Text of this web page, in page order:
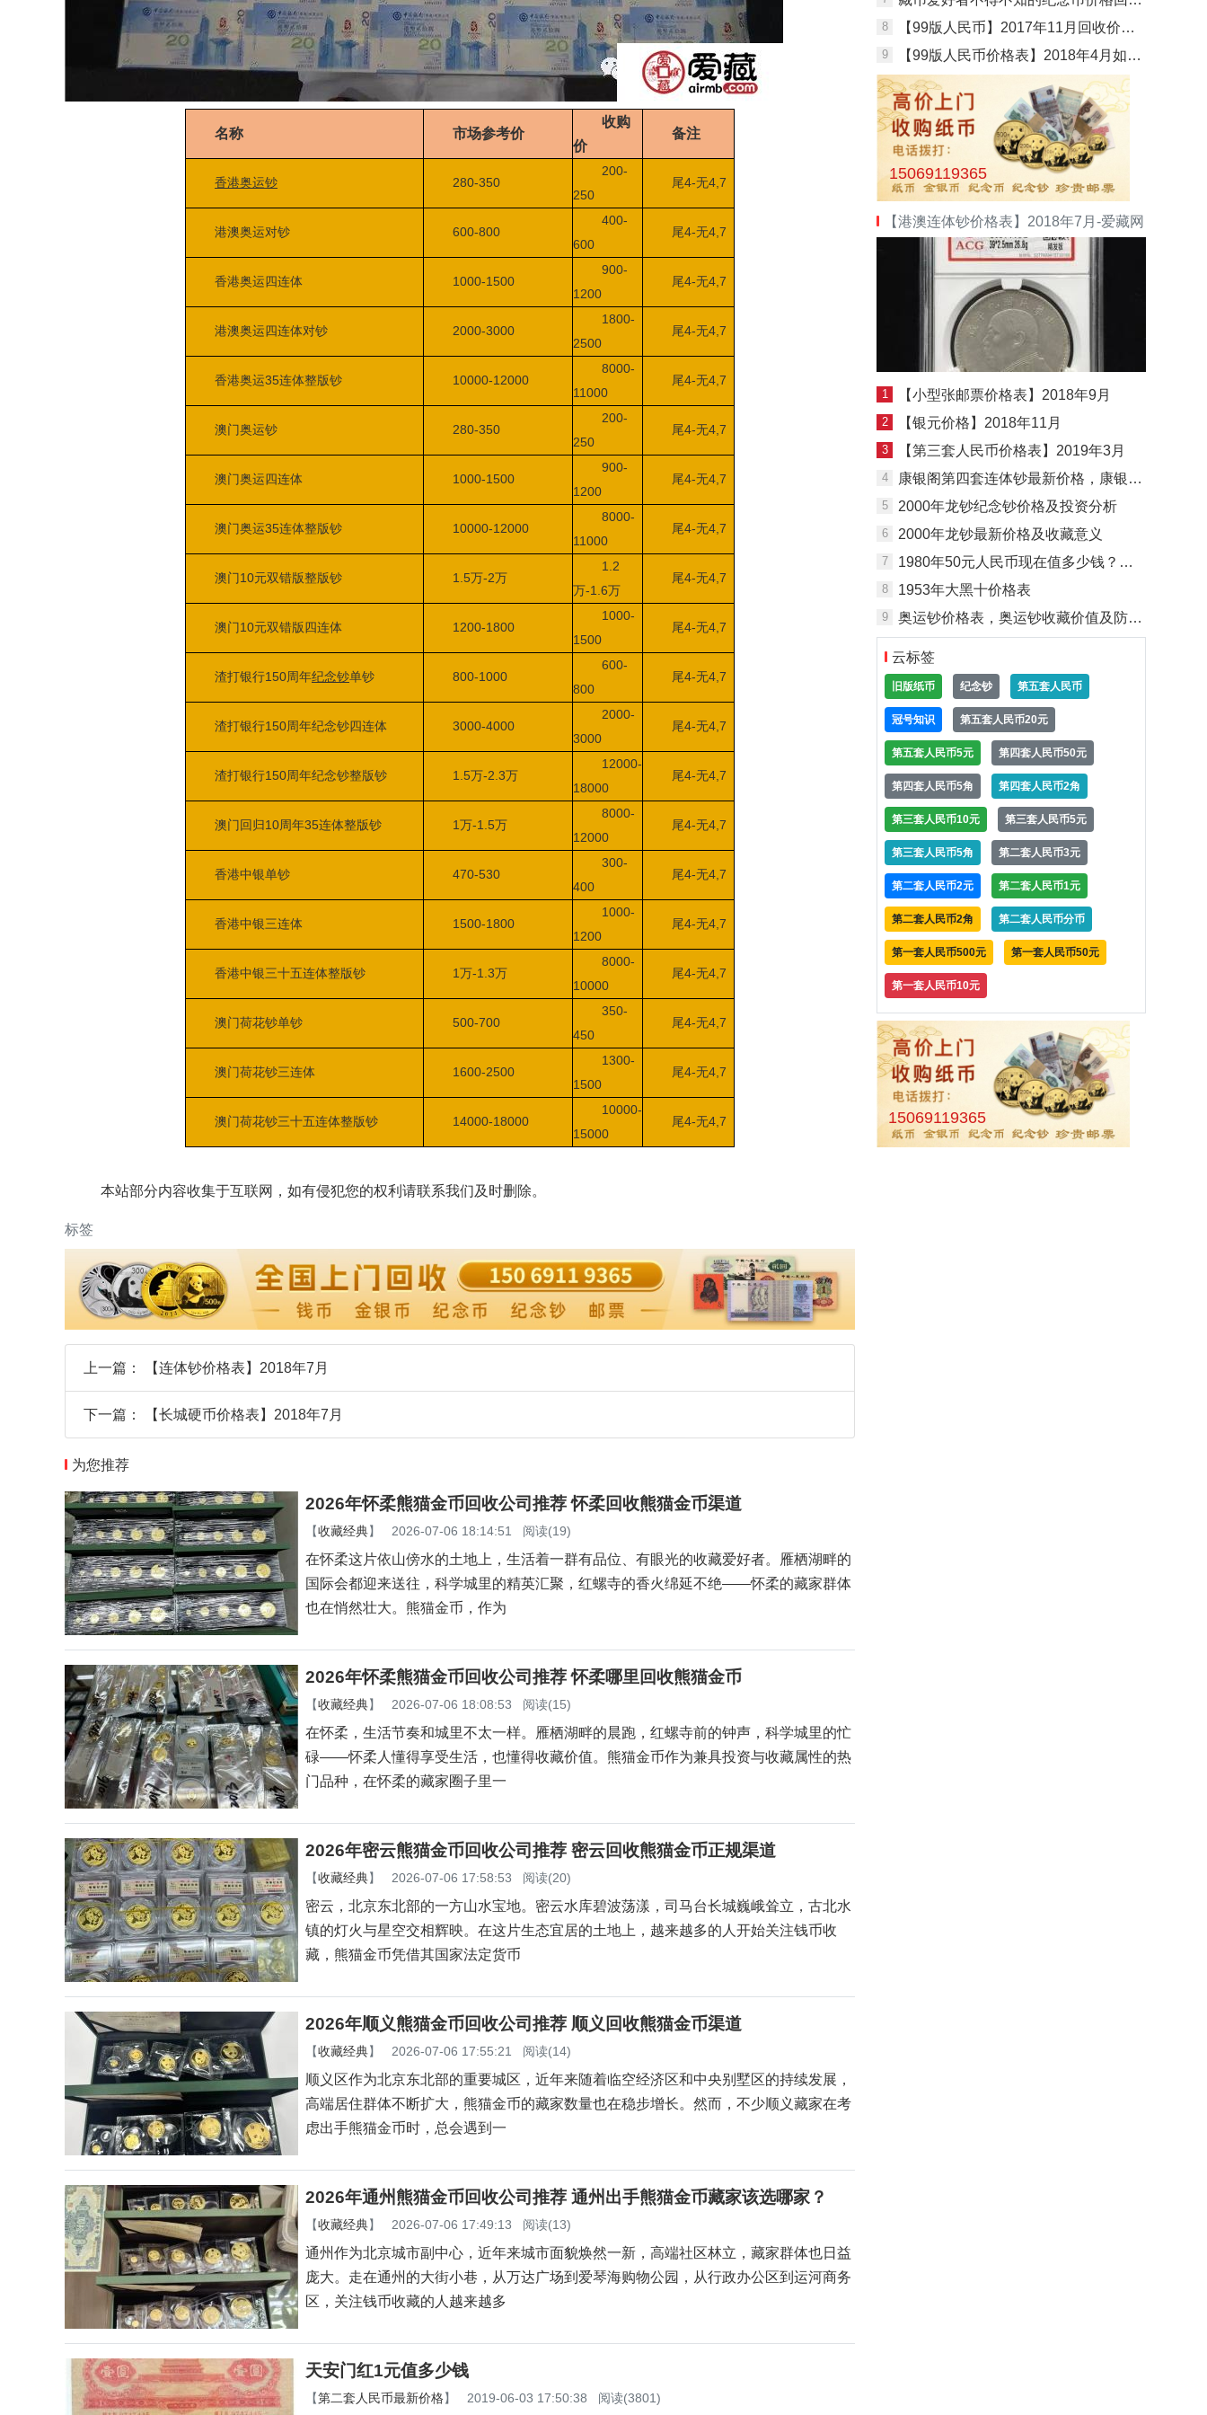
名称 市场参考价
收购
价
备注
香港奥运钞 280-350
200-
250
尾4-无4,7
港澳奥运对钞 600-800
400-
600
尾4-无4,7
香港奥运四连体 1000-1500
900-
1200
尾4-无4,7
港澳奥运四连体对钞 2000-3000
1800-
2500
尾4-无4,7
香港奥运35连体整版钞 10000-12000
8000-
11000
尾4-无4,7
澳门奥运钞 280-350
200-
250
尾4-无4,7
澳门奥运四连体 1000-1500
900-
1200
尾4-无4,7
澳门奥运35连体整版钞 10000-12000
8000-
11000
尾4-无4,7
澳门10元双错版整版钞 1.5万-2万
1.2
万-1.6万
尾4-无4,7
澳门10元双错版四连体 1200-1800
1000-
1500
尾4-无4,7
渣打银行150周年纪念钞单钞 800-1000
600-
800
尾4-无4,7
渣打银行150周年纪念钞四连体 3000-4000
2000-
3000
尾4-无4,7
渣打银行150周年纪念钞整版钞 1.5万-2.3万
12000-
18000
尾4-无4,7
澳门回归10周年35连体整版钞 1万-1.5万
8000-
12000
尾4-无4,7
香港中银单钞 470-530
300-
400
尾4-无4,7
香港中银三连体 1500-1800
1000-
1200
尾4-无4,7
香港中银三十五连体整版钞 1万-1.3万
8000-
10000
尾4-无4,7
澳门荷花钞单钞 500-700
350-
450
尾4-无4,7
澳门荷花钞三连体 1600-2500
1300-
1500
尾4-无4,7
澳门荷花钞三十五连体整版钞 14000-18000
10000-
15000
尾4-无4,7
本站部分内容收集于互联网，如有侵犯您的权利请联系我们及时删除。
标签
上一篇： 【连体钞价格表】2018年7月
下一篇： 【长城硬币价格表】2018年7月
为您推荐
2026年怀柔熊猫金币回收公司推荐 怀柔回收熊猫金币渠道
【收藏经典】 2026-07-06 18:14:51 阅读(19)
在怀柔这片依山傍水的土地上，生活着一群有品位、有眼光的收藏爱好者。雁栖湖畔的
国际会都迎来送往，科学城里的精英汇聚，红螺寺的香火绵延不绝——怀柔的藏家群体
也在悄然壮大。熊猫金币，作为
2026年怀柔熊猫金币回收公司推荐 怀柔哪里回收熊猫金币
【收藏经典】 2026-07-06 18:08:53 阅读(15)
在怀柔，生活节奏和城里不太一样。雁栖湖畔的晨跑，红螺寺前的钟声，科学城里的忙
碌——怀柔人懂得享受生活，也懂得收藏价值。熊猫金币作为兼具投资与收藏属性的热
门品种，在怀柔的藏家圈子里一
2026年密云熊猫金币回收公司推荐 密云回收熊猫金币正规渠道
【收藏经典】 2026-07-06 17:58:53 阅读(20)
密云，北京东北部的一方山水宝地。密云水库碧波荡漾，司马台长城巍峨耸立，古北水
镇的灯火与星空交相辉映。在这片生态宜居的土地上，越来越多的人开始关注钱币收
藏，熊猫金币凭借其国家法定货币
2026年顺义熊猫金币回收公司推荐 顺义回收熊猫金币渠道
【收藏经典】 2026-07-06 17:55:21 阅读(14)
顺义区作为北京东北部的重要城区，近年来随着临空经济区和中央别墅区的持续发展，
高端居住群体不断扩大，熊猫金币的藏家数量也在稳步增长。然而，不少顺义藏家在考
虑出手熊猫金币时，总会遇到一
2026年通州熊猫金币回收公司推荐 通州出手熊猫金币藏家该选哪家？
【收藏经典】 2026-07-06 17:49:13 阅读(13)
通州作为北京城市副中心，近年来城市面貌焕然一新，高端社区林立，藏家群体也日益
庞大。走在通州的大街小巷，从万达广场到爱琴海购物公园，从行政办公区到运河商务
区，关注钱币收藏的人越来越多
天安门红1元值多少钱
【第二套人民币最新价格】 2019-06-03 17:50:38 阅读(3801)
8 【99版人民币】2017年11月回收价格表
9 【99版人民币价格表】2018年4月如下，仅供参考
15069119365
【港澳连体钞价格表】2018年7月-爱藏网
1 【小型张邮票价格表】2018年9月
2 【银元价格】2018年11月
3 【第三套人民币价格表】2019年3月
4 康银阁第四套连体钞最新价格，康银阁第四套连体钞价格是多少钱？
5 2000年龙钞纪念钞价格及投资分析
6 2000年龙钞最新价格及收藏意义
7 1980年50元人民币现在值多少钱？是否有望再次上涨
8 1953年大黑十价格表
9 奥运钞价格表，奥运钞收藏价值及防伪鉴定
云标签
旧版纸币 纪念钞 第五套人民币
冠号知识 第五套人民币20元
第五套人民币5元 第四套人民币50元
第四套人民币5角 第四套人民币2角
第三套人民币10元 第三套人民币5元
第三套人民币5角 第二套人民币3元
第二套人民币2元 第二套人民币1元
第二套人民币2角 第二套人民币分币
第一套人民币500元 第一套人民币50元
第一套人民币10元
15069119365